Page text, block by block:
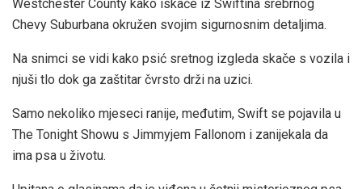
Westchester County kako iskače iz Swiftina srebrnog
Chevy Suburbana okružen svojim sigurnosnim detaljima.
Na snimci se vidi kako psić sretnog izgleda skače s vozila i
njuši tlo dok ga zaštitar čvrsto drži na uzici.
Samo nekoliko mjeseci ranije, međutim, Swift se pojavila u
The Tonight Showu s Jimmyjem Fallonom i zanijekala da
ima psa u životu.